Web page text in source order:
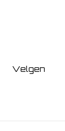
Velgen